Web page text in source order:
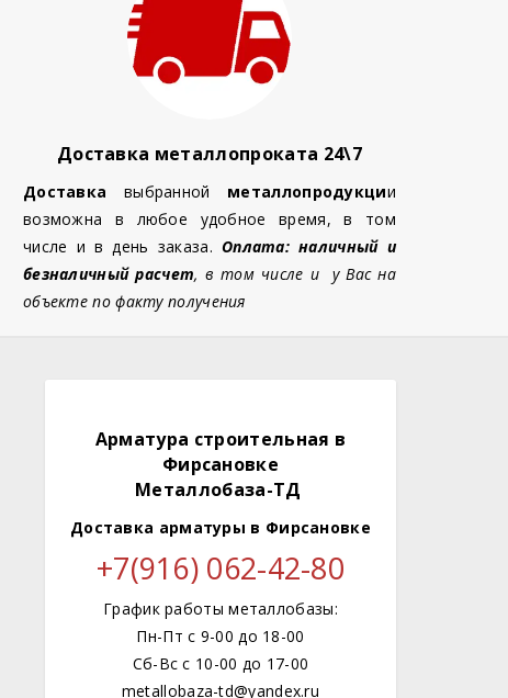
Доставка металлопроката 24\7
Доставка выбранной металлопродукции
возможна в любое удобное время, в том
числе и в день заказа. Оплата: наличный и
безналичный расчет, в том числе и у Вас на
объекте по факту получения
Арматура строительная в
Фирсановке
Металлобаза-ТД
Доставка арматуры в Фирсановке
+7(916) 062-42-80
График работы металлобазы:
Пн-Пт с 9-00 до 18-00
Сб-Вс с 10-00 до 17-00
metallobaza-td@yandex.ru